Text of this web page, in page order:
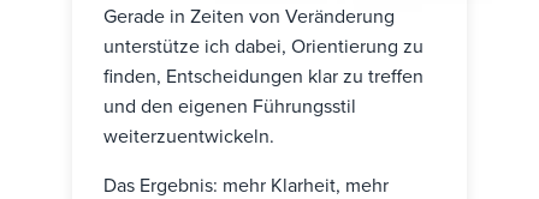
Gerade in Zeiten von Veränderung
unterstütze ich dabei, Orientierung zu
finden, Entscheidungen klar zu treffen
und den eigenen Führungsstil
weiterzuentwickeln.
Das Ergebnis: mehr Klarheit, mehr